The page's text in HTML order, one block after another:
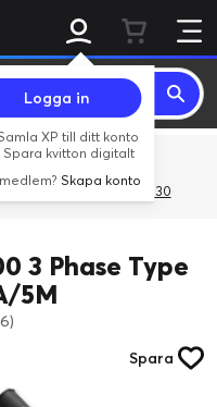
Logga in
XP till ditt konto
Spara kvitton digitalt
Skapa konto
800 kr.
med rabattkoden 3Gives30
3 Phase Type
5M
Spara